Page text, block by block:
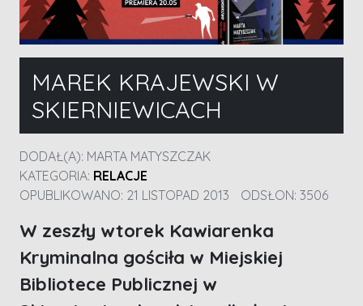
MAREK KRAJEWSKI W
SKIERNIEWICACH
DODAŁ(A): MARTA MATYSZCZAK
KATEGORIA: RELACJE
OPUBLIKOWANO: 21 LISTOPAD 2013
ODSŁON: 3506
W zeszły wtorek Kawiarenka
Kryminalna gościła w Miejskiej
Bibliotece Publicznej w